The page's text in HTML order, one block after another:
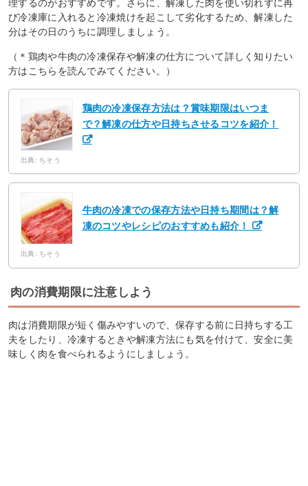
理するのがおすすめです。さらに、解凍した肉を使い切れずに再
び冷凍庫に入れると冷凍焼けを起こして劣化するため、解凍した
分はその日のうちに調理しましょう。
（＊鶏肉や牛肉の冷凍保存や解凍の仕方について詳しく知りたい
方はこちらを読んでみてください。）
鶏肉の冷凍保存方法は？賞味期限はいつま
で？解凍の仕方や日持ちさせるコツを紹介！
出典: ちそう
牛肉の冷凍での保存方法や日持ち期間は？解
凍のコツやレシピのおすすめも紹介！
出典: ちそう
肉の消費期限に注意しよう
肉は消費期限が短く傷みやすいので、保存する前に日持ちする工
夫をしたり、冷凍するときや解凍方法にも気を付けて、安全に美
味しく肉を食べられるようにしましょう。